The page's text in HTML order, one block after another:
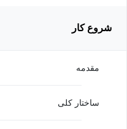
شروع کار
مقدمه
ساختار کلی